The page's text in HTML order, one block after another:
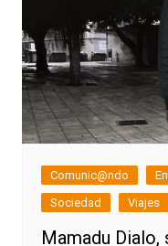
Comunic@ndo
Sociedad
Viajes
Mamadu Dialo,